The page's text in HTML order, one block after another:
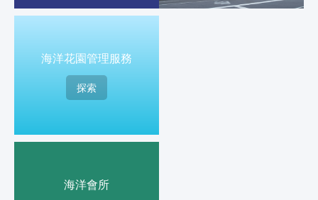
海洋花園管理服務
探索
海洋會所